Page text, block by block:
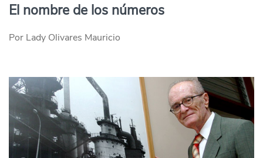
El nombre de los números
Por Lady Olivares Mauricio